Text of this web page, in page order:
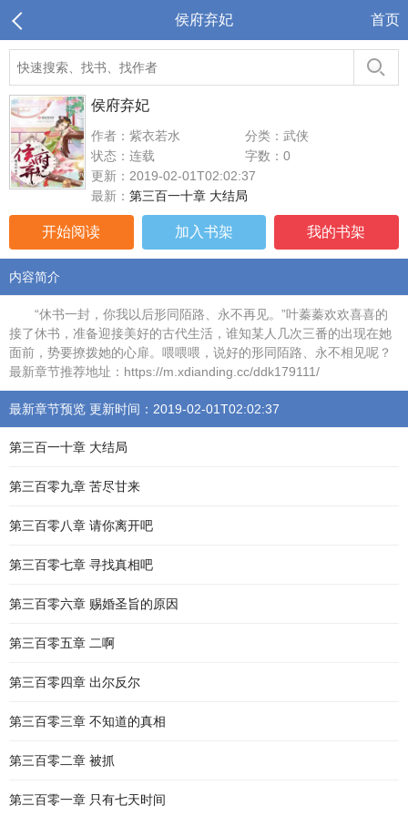
侯府弃妃 首页
侯府弃妃
作者：紫衣若水
分类：武侠
状态：连载
字数：0
更新：2019-02-01T02:02:37
最新： 第三百一十章 大结局
开始阅读 加入书架 我的书架
内容简介
“休书一封，你我以后形同陌路、永不再见。”叶蓁蓁欢欢喜喜的
接了休书，准备迎接美好的古代生活，谁知某人几次三番的出现在她
面前，势要撩拨她的心扉。喂喂喂，说好的形同陌路、永不相见呢？
最新章节推荐地址：https://m.xdianding.cc/ddk179111/
最新章节预览 更新时间：2019-02-01T02:02:37
第三百一十章 大结局
第三百零九章 苦尽甘来
第三百零八章 请你离开吧
第三百零七章 寻找真相吧
第三百零六章 赐婚圣旨的原因
第三百零五章 二啊
第三百零四章 出尔反尔
第三百零三章 不知道的真相
第三百零二章 被抓
第三百零一章 只有七天时间